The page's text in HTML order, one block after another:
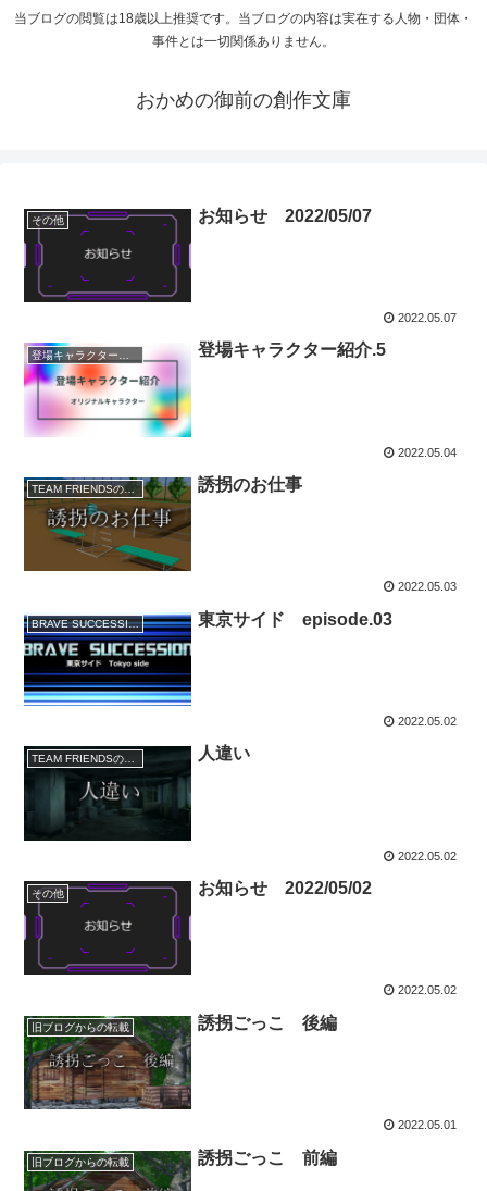
当ブログの閲覧は18歳以上推奨です。当ブログの内容は実在する人物・団体・
事件とは一切関係ありません。
おかめの御前の創作文庫
その他 お知らせ 2022/05/07
2022.05.07
登場キャラクター紹介.5
2022.05.04
TEAM FRIENDSの事件簿 誘拐のお仕事
2022.05.03
BRAVE SUCCESSION 東京サイド episode.03
2022.05.02
TEAM FRIENDSの事件簿 人違い
2022.05.02
その他 お知らせ 2022/05/02
2022.05.02
旧ブログからの転載 誘拐ごっこ 後編
2022.05.01
旧ブログからの転載 誘拐ごっこ 前編